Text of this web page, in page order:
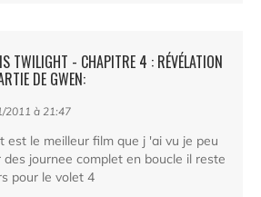
TWILIGHT - CHAPITRE 4 : RÉVÉLATION
DE GWEN:
2011 à 21:47
est le meilleur film que j 'ai vu je peu
des journee complet en boucle il reste
pour le volet 4